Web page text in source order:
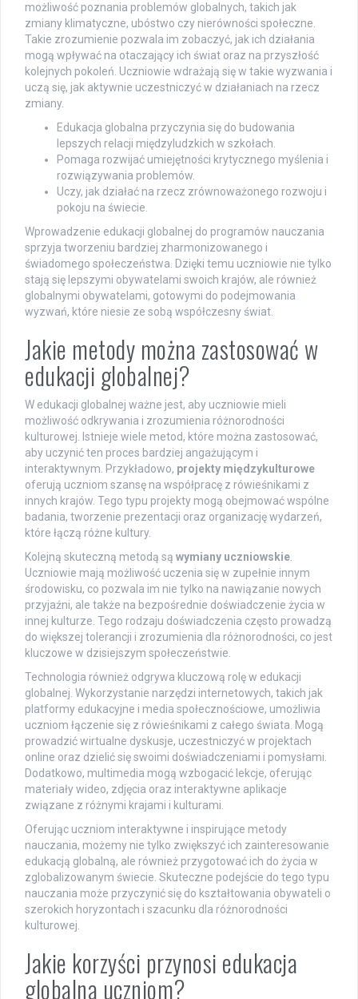
możliwość poznania problemów globalnych, takich jak
zmiany klimatyczne, ubóstwo czy nierówności społeczne.
Takie zrozumienie pozwala im zobaczyć, jak ich działania
mogą wpływać na otaczający ich świat oraz na przyszłość
kolejnych pokoleń. Uczniowie wdrażają się w takie wyzwania i
uczą się, jak aktywnie uczestniczyć w działaniach na rzecz
zmiany.
Edukacja globalna przyczynia się do budowania
lepszych relacji międzyludzkich w szkołach.
Pomaga rozwijać umiejętności krytycznego myślenia i
rozwiązywania problemów.
Uczy, jak działać na rzecz zrównoważonego rozwoju i
pokoju na świecie.
Wprowadzenie edukacji globalnej do programów nauczania
sprzyja tworzeniu bardziej zharmonizowanego i
świadomego społeczeństwa. Dzięki temu uczniowie nie tylko
stają się lepszymi obywatelami swoich krajów, ale również
globalnymi obywatelami, gotowymi do podejmowania
wyzwań, które niesie ze sobą współczesny świat.
Jakie metody można zastosować w
edukacji globalnej?
W edukacji globalnej ważne jest, aby uczniowie mieli
możliwość odkrywania i zrozumienia różnorodności
kulturowej. Istnieje wiele metod, które można zastosować,
aby uczynić ten proces bardziej angażującym i
interaktywnym. Przykładowo, projekty międzykulturowe
oferują uczniom szansę na współpracę z rówieśnikami z
innych krajów. Tego typu projekty mogą obejmować wspólne
badania, tworzenie prezentacji oraz organizację wydarzeń,
które łączą różne kultury.
Kolejną skuteczną metodą są wymiany uczniowskie
Uczniowie mają możliwość uczenia się w zupełnie innym
środowisku, co pozwala im nie tylko na nawiązanie nowych
przyjaźni, ale także na bezpośrednie doświadczenie życia w
innej kulturze. Tego rodzaju doświadczenia często prowadzą
do większej tolerancji i zrozumienia dla różnorodności, co jest
kluczowe w dzisiejszym społeczeństwie.
Technologia również odgrywa kluczową rolę w edukacji
globalnej. Wykorzystanie narzędzi internetowych, takich jak
platformy edukacyjne i media społecznościowe, umożliwia
uczniom łączenie się z rówieśnikami z całego świata. Mogą
prowadzić wirtualne dyskusje, uczestniczyć w projektach
online oraz dzielić się swoimi doświadczeniami i pomysłami.
Dodatkowo, multimedia mogą wzbogacić lekcje, oferując
materiały wideo, zdjęcia oraz interaktywne aplikacje
związane z różnymi krajami i kulturami.
Oferując uczniom interaktywne i inspirujące metody
nauczania, możemy nie tylko zwiększyć ich zainteresowanie
edukacją globalną, ale również przygotować ich do życia w
zglobalizowanym świecie. Skuteczne podejście do tego typu
nauczania może przyczynić się do kształtowania obywateli o
szerokich horyzontach i szacunku dla różnorodności
kulturowej.
Jakie korzyści przynosi edukacja
globalna uczniom?